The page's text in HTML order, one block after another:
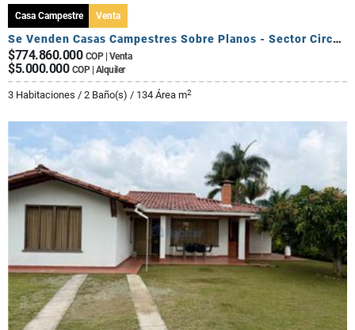
Casa Campestre Venta
Se Venden Casas Campestres Sobre Planos - Sector Circasia
$774.860.000 COP | Venta
$5.000.000 COP | Alquiler
3 Habitaciones / 2 Baño(s) / 134 Área m2